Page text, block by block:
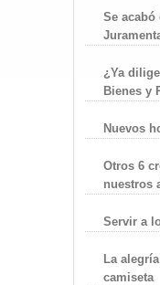
Se acabó
¿Ya
Bienes y
Nuevos
Otros 6
nuestros
Servir a
La
camiseta